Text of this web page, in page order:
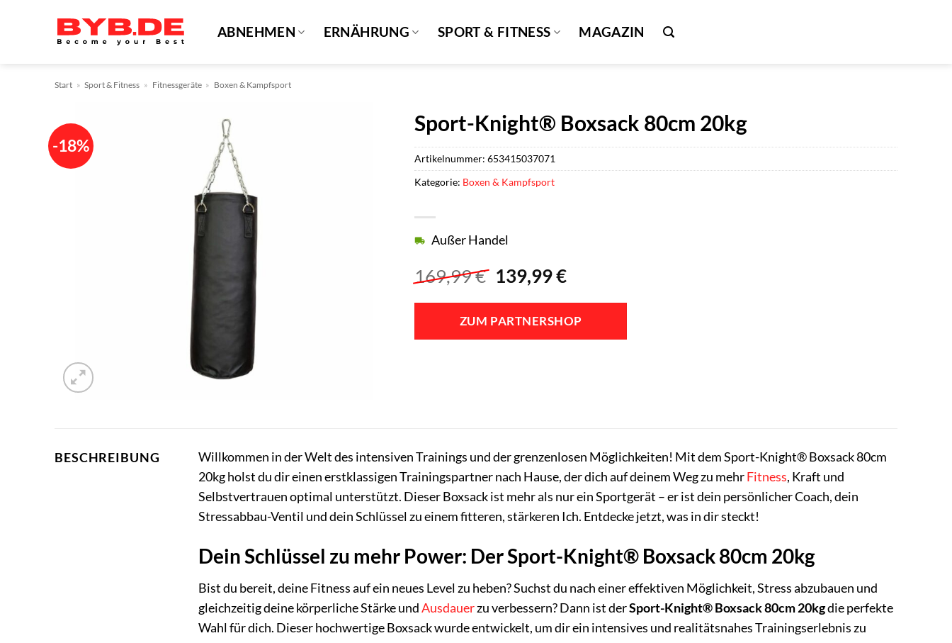
ABNEHMEN ERNÄHRUNG SPORT & FITNESS MAGAZIN
Start » Sport & Fitness » Fitnessgeräte » Boxen & Kampfsport
-18%
Sport-Knight® Boxsack 80cm 20kg
169,99€ Ursprünglicher
Preis
war:
169,99 €
139,99€Aktueller
ist:
139,99 €.
Außer Handel
ZUM PARTNERSHOP
Artikelnummer:653415037071
Kategorie: Boxen & Kampfsport
BESCHREIBUNG
Willkommen in der Welt des intensiven Trainings und der grenzenlosen Möglichkeiten! Mit dem Sport-Knight® Boxsack 80cm
20kg holst du dir einen erstklassigen Trainingspartner nach Hause, der dich auf deinem Weg zu mehrFitness, Kraft und
Selbstvertrauen optimal unterstützt. Dieser Boxsack ist mehr als nur ein Sportgerät – er ist dein persönlicher Coach, dein
Stressabbau-Ventil und dein Schlüssel zu einem fitteren, stärkeren Ich. Entdecke jetzt, was in dir steckt!
Dein Schlüssel zu mehr Power: Der Sport-Knight® Boxsack 80cm 20kg
Bist du bereit, deine Fitness auf ein neues Level zu heben? Suchst du nach einer effektiven Möglichkeit, Stress abzubauen und
gleichzeitig deine körperliche Stärke undAusdauerzu verbessern? Dann ist derSport-Knight® Boxsack 80cm 20kgdie perfekte
Wahl für dich. Dieser hochwertige Boxsack wurde entwickelt, um dir ein intensives und realitätsnahes Trainingserlebnis zu